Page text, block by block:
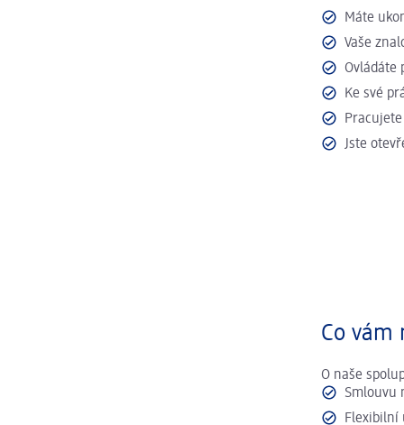
Máte
Vaše
Ovládáte
Ke své
Jste
Co vám
O naše
Smlouvu
Flexibilní